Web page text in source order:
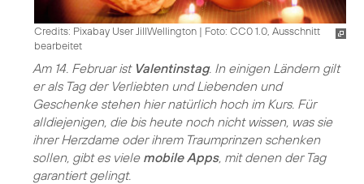
Credits: Pixabay User JillWellington | Foto: CC0 1.0, Ausschnitt
bearbeitet
Am 14. Februar ist Valentinstag. In einigen Ländern gilt
er als Tag der Verliebten und Liebenden und
Geschenke stehen hier natürlich hoch im Kurs. Für
alldiejenigen, die bis heute noch nicht wissen, was sie
ihrer Herzdame oder ihrem Traumprinzen schenken
sollen, gibt es viele mobile Apps, mit denen der Tag
garantiert gelingt.